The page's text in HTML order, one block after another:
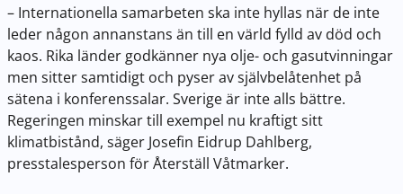
– Internationella samarbeten ska inte hyllas när de inte
leder någon annanstans än till en värld fylld av död och
kaos. Rika länder godkänner nya olje- och gasutvinningar
men sitter samtidigt och pyser av självbelåtenhet på
sätena i konferenssalar. Sverige är inte alls bättre.
Regeringen minskar till exempel nu kraftigt sitt
klimatbistånd, säger Josefin Eidrup Dahlberg,
presstalesperson för Återställ Våtmarker.